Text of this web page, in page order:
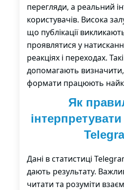
перегляди, а реальний
користувачів. Висока
що публікації
проявлятися у
реакціях і переходах.
допомагають визначити,
формати працюють
Як
Дані в статистиці
дають результату.
читати та розуміти